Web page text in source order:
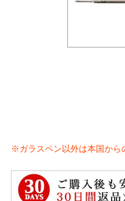
※ガラスペン以外は本国から